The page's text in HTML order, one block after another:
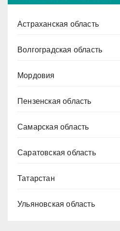
Астраханская область
Волгоградская область
Мордовия
Пензенская область
Самарская область
Саратовская область
Татарстан
Ульяновская область